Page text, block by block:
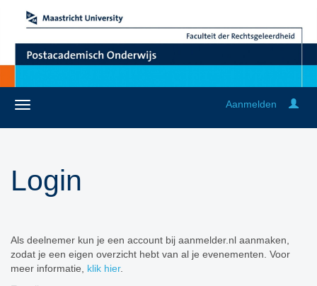
Aanmelden
Login
Als deelnemer kun je een account bij aanmelder.nl aanmaken,
zodat je een eigen overzicht hebt van al je evenementen. Voor
meer informatie, klik hier.